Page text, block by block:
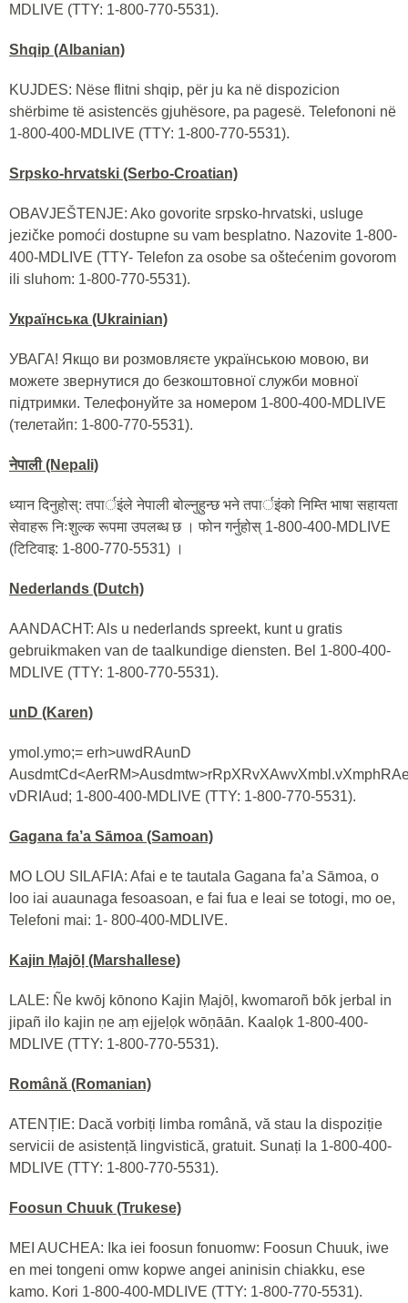
MDLIVE (TTY: 1-800-770-5531).
Shqip (Albanian)
KUJDES: Nëse flitni shqip, për ju ka në dispozicion
shërbime të asistencës gjuhësore, pa pagesë. Telefononi në
1-800-400-MDLIVE (TTY: 1-800-770-5531).
Srpsko-hrvatski (Serbo-Croatian)
OBAVJEŠTENJE: Ako govorite srpsko-hrvatski, usluge
jezičke pomoći dostupne su vam besplatno. Nazovite 1-800-
400-MDLIVE (TTY- Telefon za osobe sa oštećenim govorom
ili sluhom: 1-800-770-5531).
Українська (Ukrainian)
УВАГА! Якщо ви розмовляєте українською мовою, ви
можете звернутися до безкоштовної служби мовної
підтримки. Телефонуйте за номером 1-800-400-MDLIVE
(телетайп: 1-800-770-5531).
नेपाली (Nepali)
ध्यान दिनुहोस्: तपार्इंले नेपाली बोल्नुहुन्छ भने तपार्इंको निम्ति भाषा सहायता
सेवाहरू निःशुल्क रूपमा उपलब्ध छ । फोन गर्नुहोस् 1-800-400-MDLIVE
(टिटिवाइ: 1-800-770-5531) ।
Nederlands (Dutch)
AANDACHT: Als u nederlands spreekt, kunt u gratis
gebruikmaken van de taalkundige diensten. Bel 1-800-400-
MDLIVE (TTY: 1-800-770-5531).
unD (Karen)
ymol.ymo;= erh>uwdRAunD
vDRIAud; 1-800-400-MDLIVE (TTY: 1-800-770-5531).
Gagana fa’a Sāmoa (Samoan)
MO LOU SILAFIA: Afai e te tautala Gagana fa’a Sāmoa, o
loo iai auaunaga fesoasoan, e fai fua e leai se totogi, mo oe,
Telefoni mai: 1- 800-400-MDLIVE.
Kajin Ṃajōḷ (Marshallese)
LALE: Ñe kwōj kōnono Kajin Ṃajōḷ, kwomaroñ bōk jerbal in
jipañ ilo kajin ṇe aṃ ejjeḷọk wōṇāān. Kaalọk 1-800-400-
MDLIVE (TTY: 1-800-770-5531).
Română (Romanian)
ATENȚIE: Dacă vorbiți limba română, vă stau la dispoziție
servicii de asistență lingvistică, gratuit. Sunați la 1-800-400-
MDLIVE (TTY: 1-800-770-5531).
Foosun Chuuk (Trukese)
MEI AUCHEA: Ika iei foosun fonuomw: Foosun Chuuk, iwe
en mei tongeni omw kopwe angei aninisin chiakku, ese
kamo. Kori 1-800-400-MDLIVE (TTY: 1-800-770-5531).